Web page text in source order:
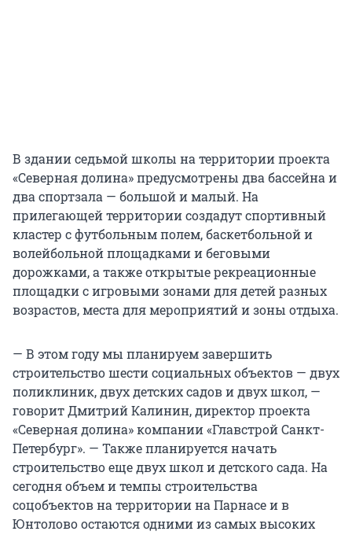
В здании седьмой школы на территории проекта
«Северная долина» предусмотрены два бассейна и
два спортзала — большой и малый. На
прилегающей территории создадут спортивный
кластер с футбольным полем, баскетбольной и
волейбольной площадками и беговыми
дорожками, а также открытые рекреационные
площадки с игровыми зонами для детей разных
возрастов, места для мероприятий и зоны отдыха.
— В этом году мы планируем завершить
строительство шести социальных объектов — двух
поликлиник, двух детских садов и двух школ, —
говорит Дмитрий Калинин, директор проекта
«Северная долина» компании «Главстрой Санкт-
Петербург». — Также планируется начать
строительство еще двух школ и детского сада. На
сегодня объем и темпы строительства
соцобъектов на территории на Парнасе и в
Юнтолово остаются одними из самых высоких